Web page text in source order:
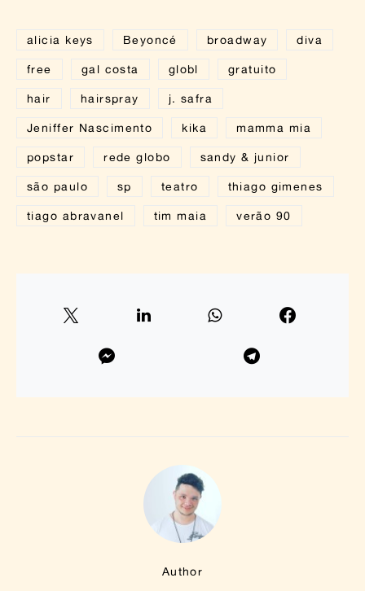
alicia keys Beyoncé broadway diva
free gal costa globl gratuito
hair hairspray j. safra
Jeniffer Nascimento kika mamma mia
popstar rede globo sandy & junior
são paulo sp teatro thiago gimenes
tiago abravanel tim maia verão 90
Author